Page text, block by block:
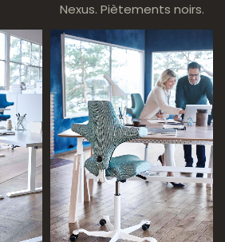
Nexus. Piètements noirs.